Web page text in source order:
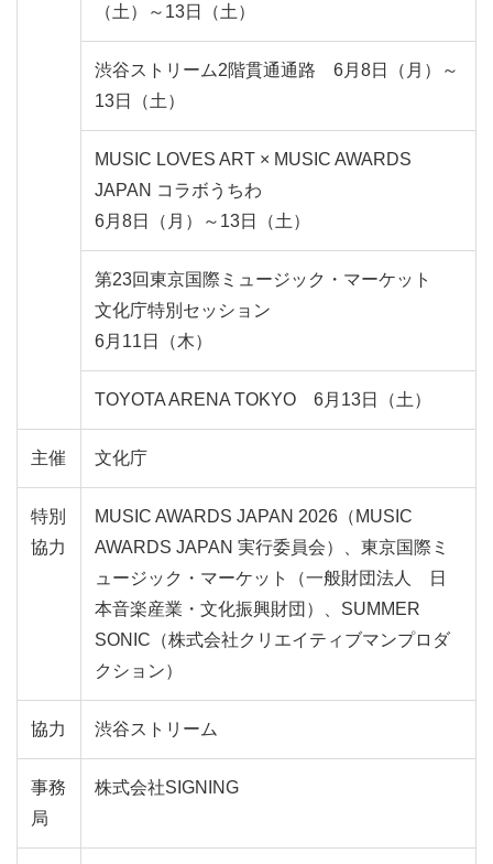
（土）
～13日 （土）
渋谷ストリーム2階貫通通路 6月8日 （月）
～
13日
（土）
MUSIC LOVES ART × MUSIC AWARDS
JAPAN コラボうちわ
6月8日
（月） ～13日 （土）
第23回東京国際ミュージック・マーケット
文化庁特別セッション
6月11日
（木）
TOYOTA ARENA TOKYO 6月13日 （土）
主催 文化庁
特別
協力
MUSIC AWARDS JAPAN 2026（MUSIC
AWARDS JAPAN 実行委員会）、東京国際ミ
ュージック・マーケット（一般財団法人 日
本音楽産業・文化振興財団）、SUMMER
SONIC（株式会社クリエイティブマンプロダ
クション）
協力 渋谷ストリーム
事務
局
株式会社SIGNING